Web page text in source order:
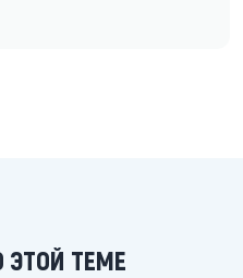
ЭТОЙ ТЕМЕ